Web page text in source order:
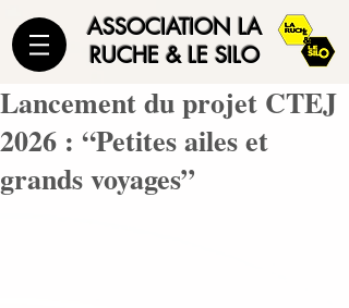
ASSOCIATION LA
RUCHE & LE SILO
Lancement du projet CTEJ
2026 : “Petites ailes et
grands voyages”